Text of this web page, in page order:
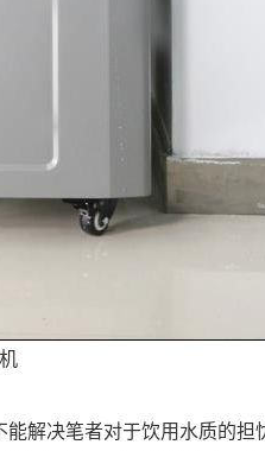
解决笔者对于饮用水质的担